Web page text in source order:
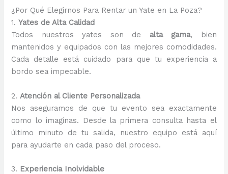
¿Por Qué Elegirnos Para Rentar un Yate en La Poza?
1.Yates de Alta Calidad
Todos nuestros yates son de alta gama, bien
mantenidos y equipados con las mejores comodidades.
Cada detalle está cuidado para que tu experiencia a
bordo sea impecable.
2.Atención al Cliente Personalizada
Nos aseguramos de que tu evento sea exactamente
como lo imaginas. Desde la primera consulta hasta el
último minuto de tu salida, nuestro equipo está aquí
para ayudarte en cada paso del proceso.
3. Experiencia Inolvidable